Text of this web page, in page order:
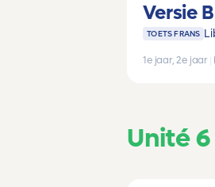
Versie B
TOETS FRANS
1e jaar, 2e jaar
Unité 6